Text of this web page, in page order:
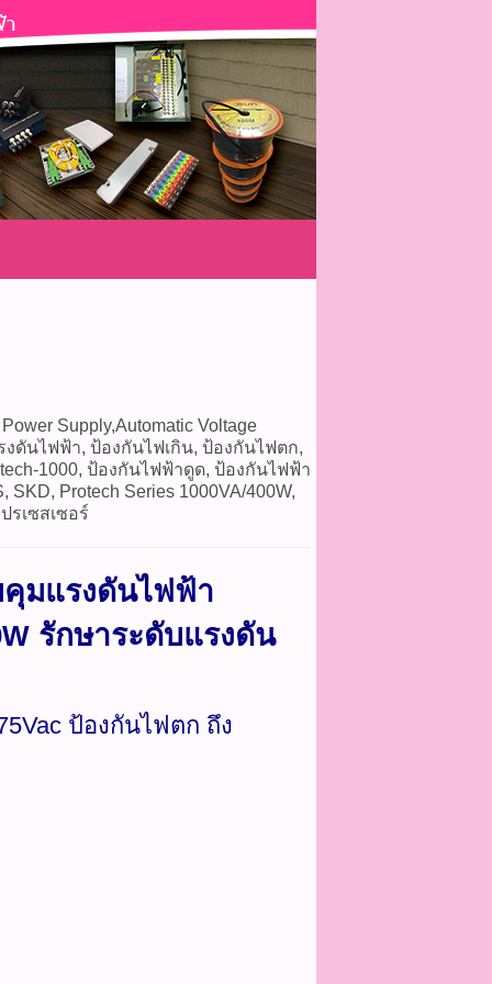
Supply,Automatic Voltage
งดันไฟฟ้า, ป้องกันไฟเกิน, ป้องกันไฟตก,
1000, ป้องกันไฟฟ้าดูด, ป้องกันไฟฟ้า
Protech Series 1000VA/400W,
รเซสเซอร์
มแรงดันไฟฟ้า
รักษาระดับแรงดัน
ป้องกันไฟตก ถึง